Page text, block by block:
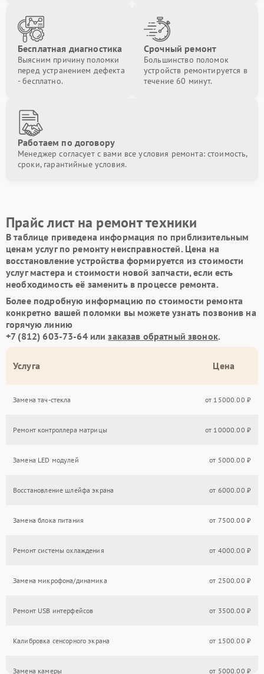
Бесплатная диагностика
Выясним причину поломки
перед устранением дефекта
- бесплатно.
Срочный ремонт
Большинство поломок
устройств ремонтируется в
течение 60 минут.
Работаем по договору
Менеджер согласует с вами все условия ремонта: стоимость,
сроки, гарантийные условия.
Прайс лист на ремонт техники
В таблице приведена информация по приблизительным
ценам услуг по ремонту неисправностей. Цена на
восстановление устройства формируется из стоимости
услуг мастера и стоимости новой запчасти, если есть
необходимость её заменить в процессе ремонта.
Более подробную информацию по стоимости ремонта
конкретно вашей поломки вы можете узнать позвонив на
горячую линию
+7 (812) 603-73-64илизаказав обратный звонок.
Услуга Цена
Замена тач-стекла от 15000.00 ₽
Ремонт контроллера матрицы от 10000.00 ₽
Замена LED модулей от 5000.00 ₽
Восстановление шлейфа экрана от 6000.00 ₽
Замена блока питания от 7500.00 ₽
Ремонт системы охлаждения от 4000.00 ₽
Замена микрофона/динамика от 2500.00 ₽
Ремонт USB интерфейсов от 3500.00 ₽
Калибровка сенсорного экрана от 1500.00 ₽
Замена камеры от 5000.00 ₽